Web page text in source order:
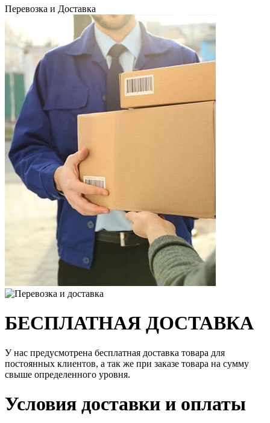
Перевозка и Доставка
БЕСПЛАТНАЯ ДОСТАВКА
У нас предусмотрена бесплатная доставка товара для
постоянных клиентов, а так же при заказе товара на сумму
свыше определенного уровня.
Условия доставки и оплаты